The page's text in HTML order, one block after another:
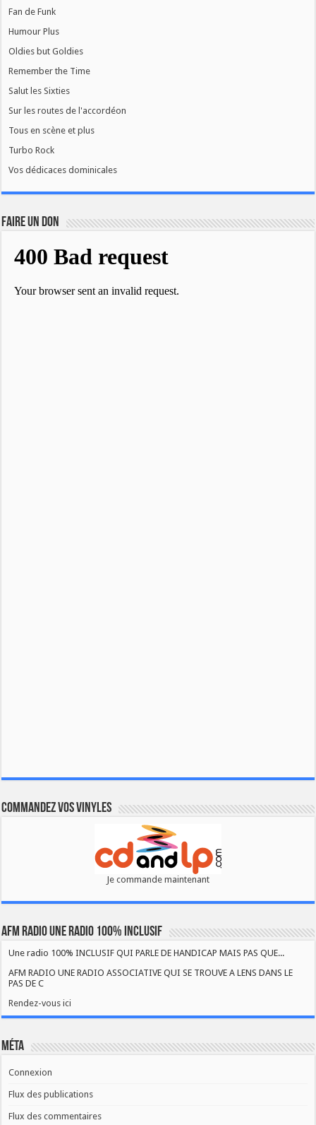
Fan de Funk
Humour Plus
Oldies but Goldies
Remember the Time
Salut les Sixties
Sur les routes de l'accordéon
Tous en scène et plus
Turbo Rock
Vos dédicaces dominicales
FAIRE UN DON
Commandez vos vinyles
Je commande maintenant
AFM RADIO UNE RADIO 100% INCLUSIF
Une radio 100% INCLUSIF QUI PARLE DE HANDICAP MAIS PAS QUE...
AFM RADIO UNE RADIO ASSOCIATIVE QUI SE TROUVE A LENS DANS LE
PAS DE C
Rendez-vous ici
Méta
Connexion
Flux des publications
Flux des commentaires